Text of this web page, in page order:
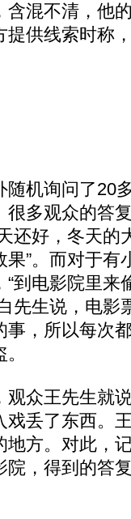
混不清，他
供线索时称
机询问了20
多观众的答
还好，冬天的
”。而对于有
到电影院里来
先生说，电影
，所以每次
众王先生就
丢了东西。
方。对此，
，得到的答